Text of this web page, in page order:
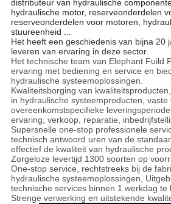
distributeur van hydraulische
hydraulische motor, reserveonderdelen
reserveonderdelen voor motoren,
stuureenheid ...
Het heeft een geschiedenis van bijna 20
leveren van ervaring in deze sector.
Het technische team van Elephant Fuild
ervaring met bediening en service en
hydraulische systeemoplossingen.
Kwaliteitsborging van
in hydraulische systeemproducten, vaste
overeenkomstspecifieke
ervaring, verkoop, reparatie,
Supersnelle one-stop professionele
technisch antwoord uren van de
effectief de kwaliteit van hydraulische
Zorgeloze levertijd 1300 soorten op
One-stop service, rechtstreeks bij de
hydraulische systeemoplossingen,
technische services binnen 1 werkdag te
Strenge verwerking en uitstekende